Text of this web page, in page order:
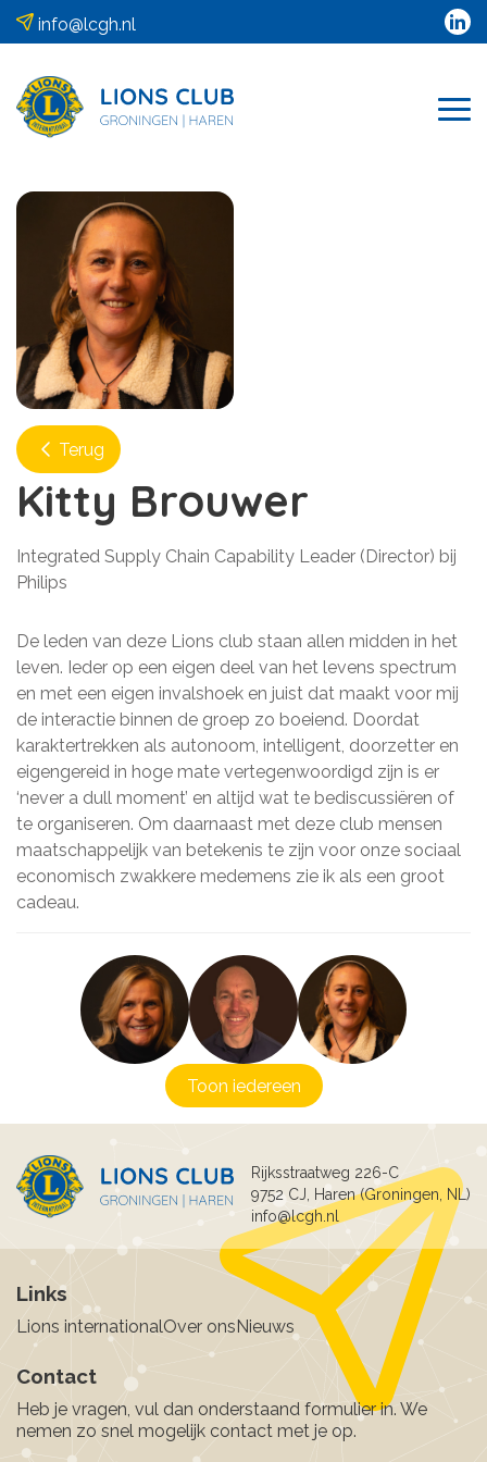
info@lcgh.nl
Terug
Kitty Brouwer
Integrated Supply Chain Capability Leader (Director) bij
Philips
De leden van deze Lions club staan allen midden in het
leven. Ieder op een eigen deel van het levens spectrum
en met een eigen invalshoek en juist dat maakt voor mij
de interactie binnen de groep zo boeiend. Doordat
karaktertrekken als autonoom, intelligent, doorzetter en
eigengereid in hoge mate vertegenwoordigd zijn is er
‘never a dull moment’ en altijd wat te bediscussiëren of
te organiseren. Om daarnaast met deze club mensen
maatschappelijk van betekenis te zijn voor onze sociaal
economisch zwakkere medemens zie ik als een groot
cadeau.
Toon iedereen
Rijksstraatweg 226-C
9752 CJ, Haren (Groningen, NL)
info@lcgh.nl
Links
Lions internationalOver ons Nieuws
Contact
Heb je vragen, vul dan onderstaand formulier in. We
nemen zo snel mogelijk contact met je op.